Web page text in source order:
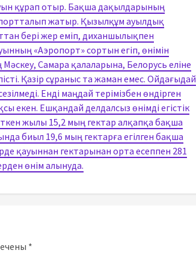
құрап отыр. Бақша дақылдарының
жатыр. Қызылқұм ауылдық
бері жер еміп, диханшылықпен
«Аэропорт» сортын егіп, өнімін
Самара қалаларына, Белорусь еліне
Қазір сұраныс та жаман емес. Ойдағыдай
Енді маңдай терімізбен өндірген
екен. Ешқандай делдалсыз өнімді егістік
жылы 15,2 мың гектар алқапқа бақша
биыл 19,6 мың гектарға егілген бақша
қауыннан гектарынан орта есеппен 281
өнім алынуда.
*